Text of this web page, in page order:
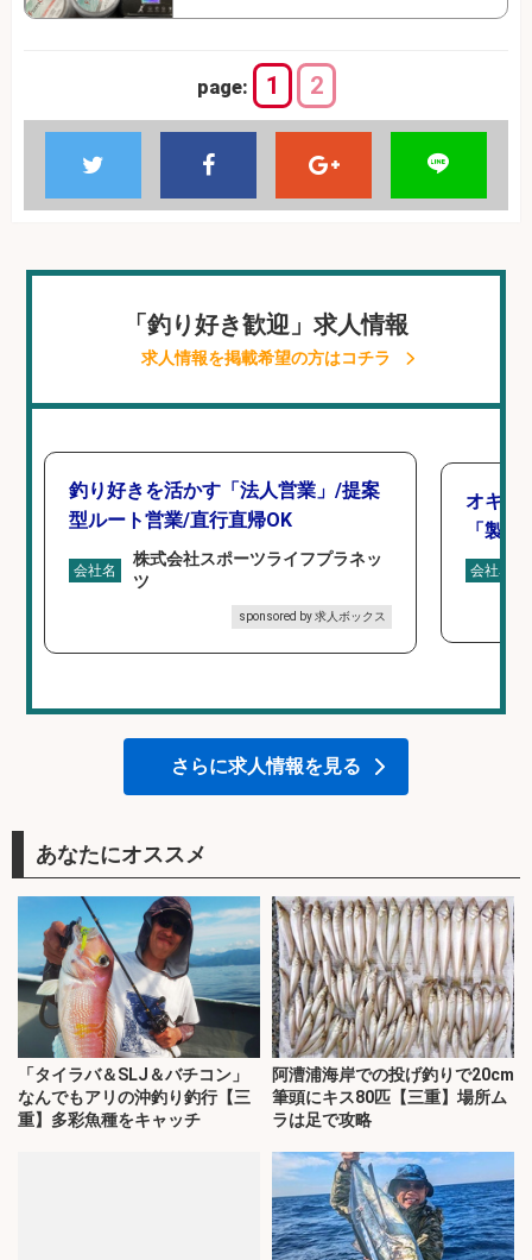
page: 1 2
「釣り好き歓迎」求人情報
求人情報を掲載希望の方はコチラ
釣り好きを活かす「法人営業」/提案
型ルート営業/直行直帰OK
会社名
株式会社スポーツライフプラネッ
ツ
sponsored by 求人ボックス
オキア
「製
会社名
さらに求人情報を見る
あなたにオススメ
「タイラバ＆SLJ＆バチコン」
なんでもアリの沖釣り釣行【三
重】多彩魚種をキャッチ
阿漕浦海岸での投げ釣りで20cm
筆頭にキス80匹【三重】場所ム
ラは足で攻略